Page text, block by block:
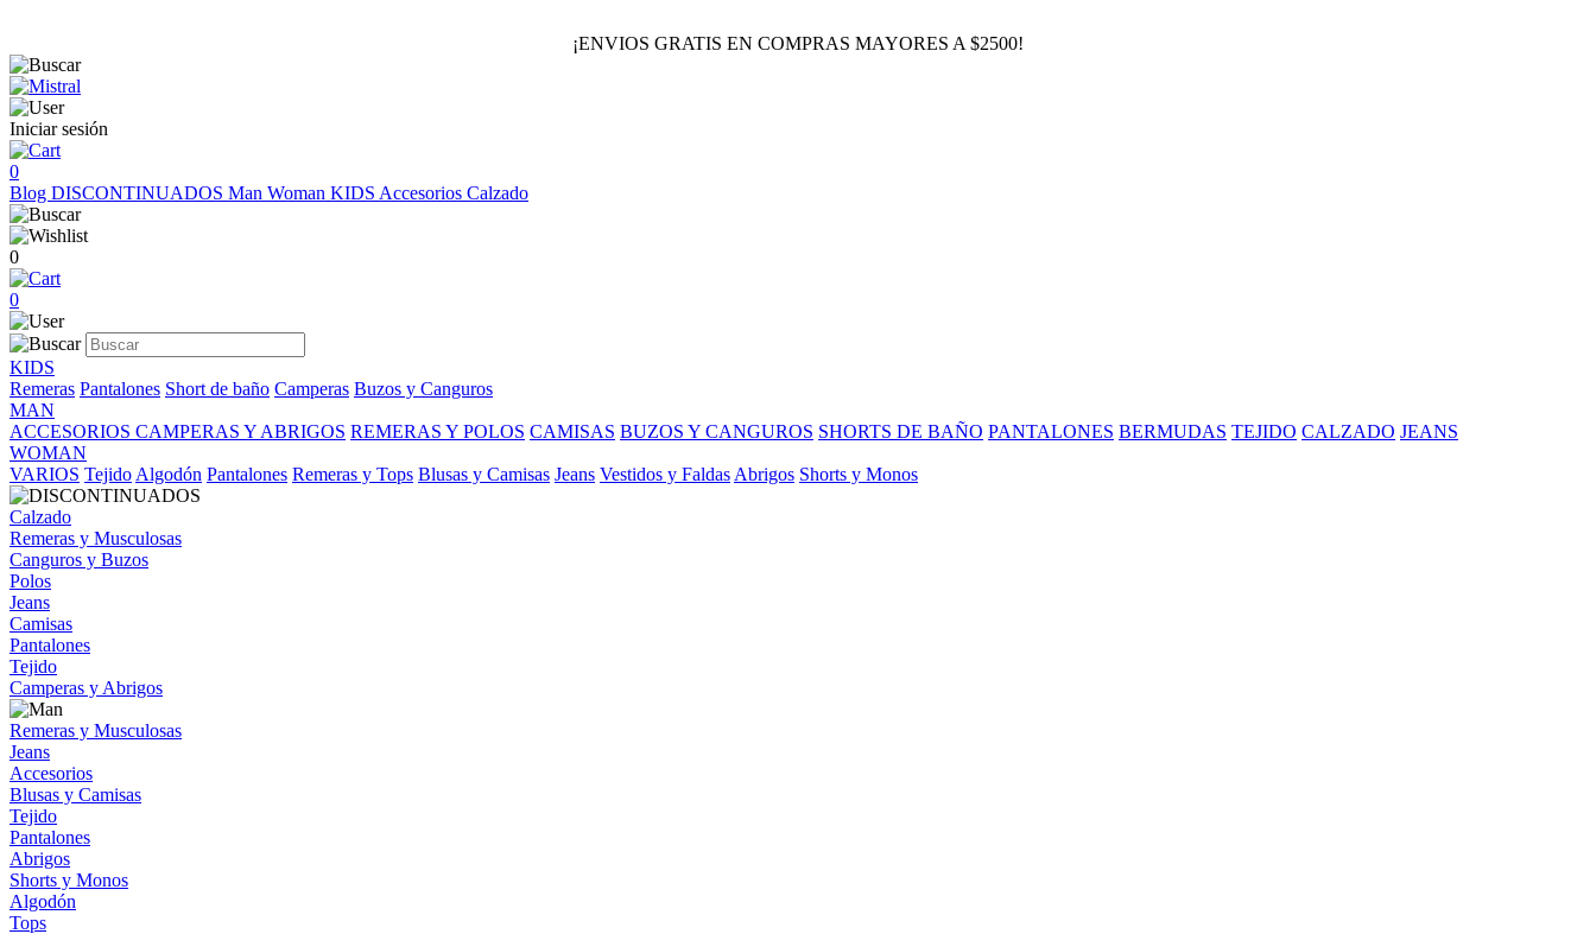
¡ENVIOS GRATIS EN COMPRAS MAYORES A $2500!
Iniciar sesión
0
Blog DISCONTINUADOS Man Woman KIDS Accesorios Calzado
0
0
KIDS
Remeras Pantalones Short de baño Camperas Buzos y Canguros
MAN
ACCESORIOS CAMPERAS Y ABRIGOS REMERAS Y POLOS CAMISAS BUZOS Y CANGUROS SHORTS DE BAÑO PANTALONES BERMUDAS TEJIDO CALZADO JEANS
WOMAN
VARIOS Tejido Algodón Pantalones Remeras y Tops Blusas y Camisas Jeans Vestidos y Faldas Abrigos Shorts y Monos
Calzado
Remeras y Musculosas
Canguros y Buzos
Polos
Jeans
Camisas
Pantalones
Tejido
Camperas y Abrigos
Remeras y Musculosas
Jeans
Accesorios
Blusas y Camisas
Tejido
Pantalones
Abrigos
Shorts y Monos
Algodón
Tops